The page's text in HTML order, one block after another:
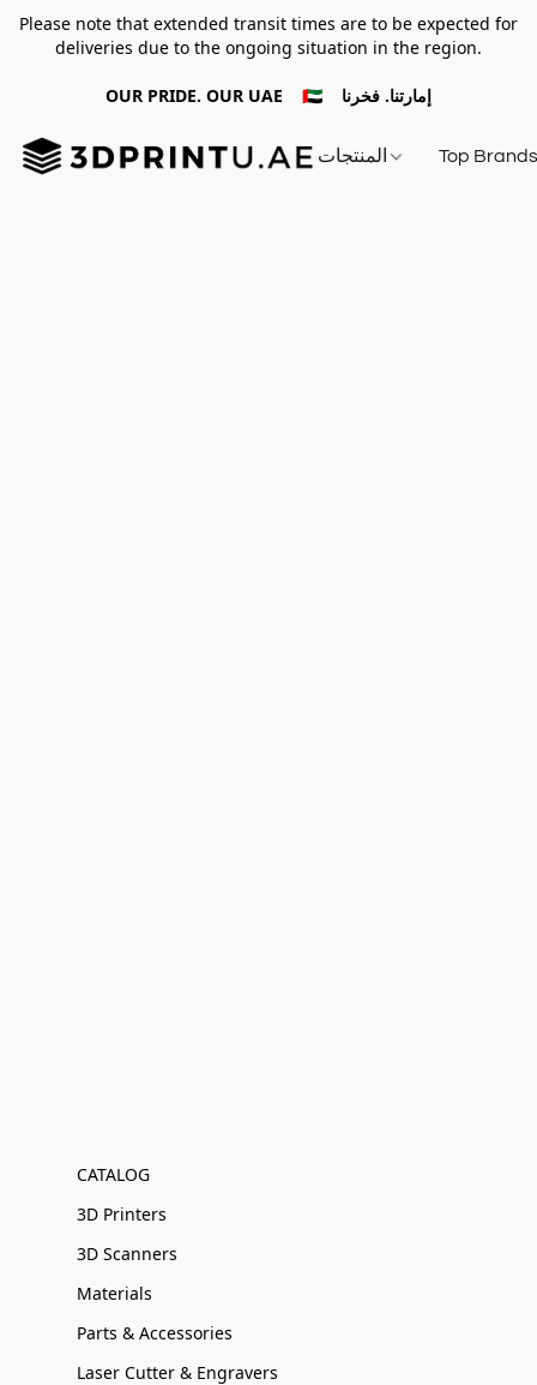
Please note that extended transit times are to be expected for
deliveries due to the ongoing situation in the region.
OUR PRIDE. OUR UAE 🇦🇪 إمارتنا. فخرنا
المنتجات Top
CATALOG
3D Printers
3D Scanners
Materials
Parts & Accessories
Laser Cutter & Engravers